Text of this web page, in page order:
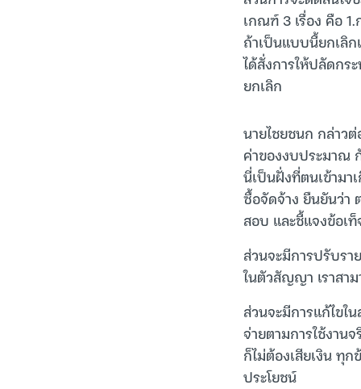
เกณฑ์ 3 เรื่อง คือ
ถ้าเป็นแบบนี้ยกเลิ
ได้สั่งการให้ปลัดกร
ยกเลิก
นายไชยชนก กล่าว
ค่าของงบประมาณ
นี่เป็นฝั่งที่ตนเข้ามา
ซื้อจัดจ้าง ยืนยันว่า
สอบ และชี้แจงข้อเ
ส่วนจะมีการปรับรา
ในตัวสัญญา เราสา
ส่วนจะมีการแก้ไขใ
จ่ายตามการใช้งาน
ก็ไม่ต้องเสียเงิน ทุก
ประโยชน์